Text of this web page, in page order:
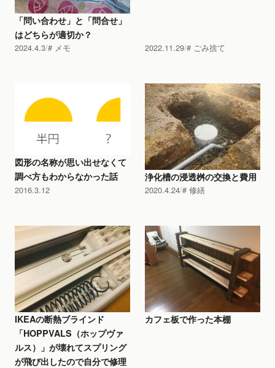
「問い合わせ」と「問合せ」
はどちらが適切か？
2024.4.3 メモ 2022.11.29 ごみ捨て
図形の名称が思い出せなくて
調べ方もわからなかった話
2016.3.12
浄化槽の浸透桝の交換と費用
2020.4.24 修繕
IKEAの断熱ブラインド
「HOPPVALS（ホップヴァ
ルス）」が壊れてスプリング
が飛び出したので自分で修理
カフェ板で作った本棚